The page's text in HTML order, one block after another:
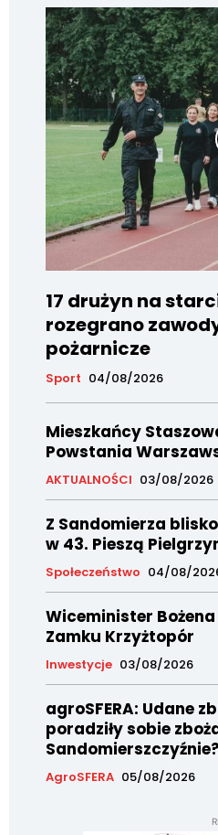
17 drużyn na
rozegrano
pożarnicze
Sport 04/08/2026
Mieszkańcy
Powstania
AKTUALNOŚCI 03/08/2026
Z Sandomierza
w 43. Pieszą
Społeczeństwo 04/08/
Wiceminister
Zamku Krzyżtopór
Inwestycje 03/08/2026
agroSFERA: Udane
poradziły sobie
Sandomierszczyźnie?
AgroSFERA 05/08/2026